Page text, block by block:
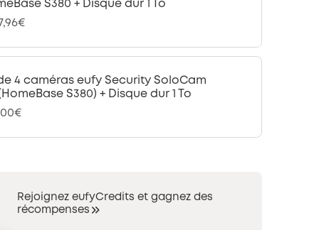
S380 + Disque dur 1 To
4 caméras eufy Security SoloCam
S380) + Disque dur 1 To
Rejoignez eufyCredits et gagnez des
récompenses